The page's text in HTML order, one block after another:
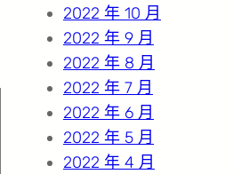
2022 年 10 月
2022 年 9 月
2022 年 8 月
2022 年 7 月
2022 年 6 月
2022 年 5 月
2022 年 4 月